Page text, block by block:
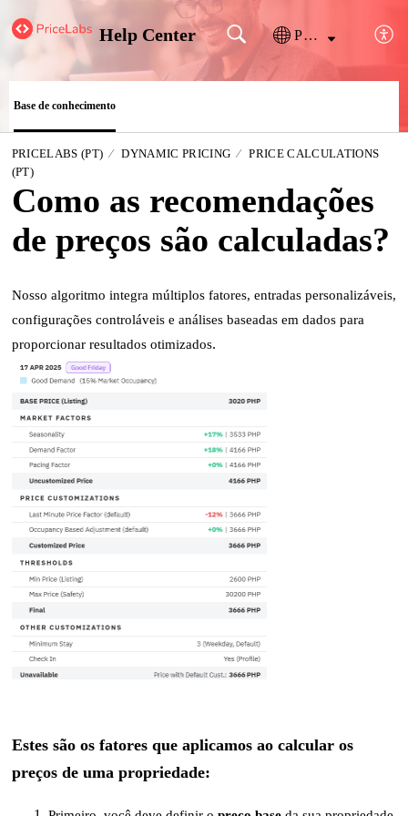
Help Center Português
Base de conhecimento
PRICELABS (PT) DYNAMIC PRICING
PRICE CALCULATIONS
(PT)
Como as recomendações
de preços são calculadas?
Nosso algoritmo integra múltiplos fatores, entradas personalizáveis,
configurações controláveis e análises baseadas em dados para
proporcionar resultados otimizados.
Estes são os fatores que aplicamos ao calcular os
preços de uma propriedade: